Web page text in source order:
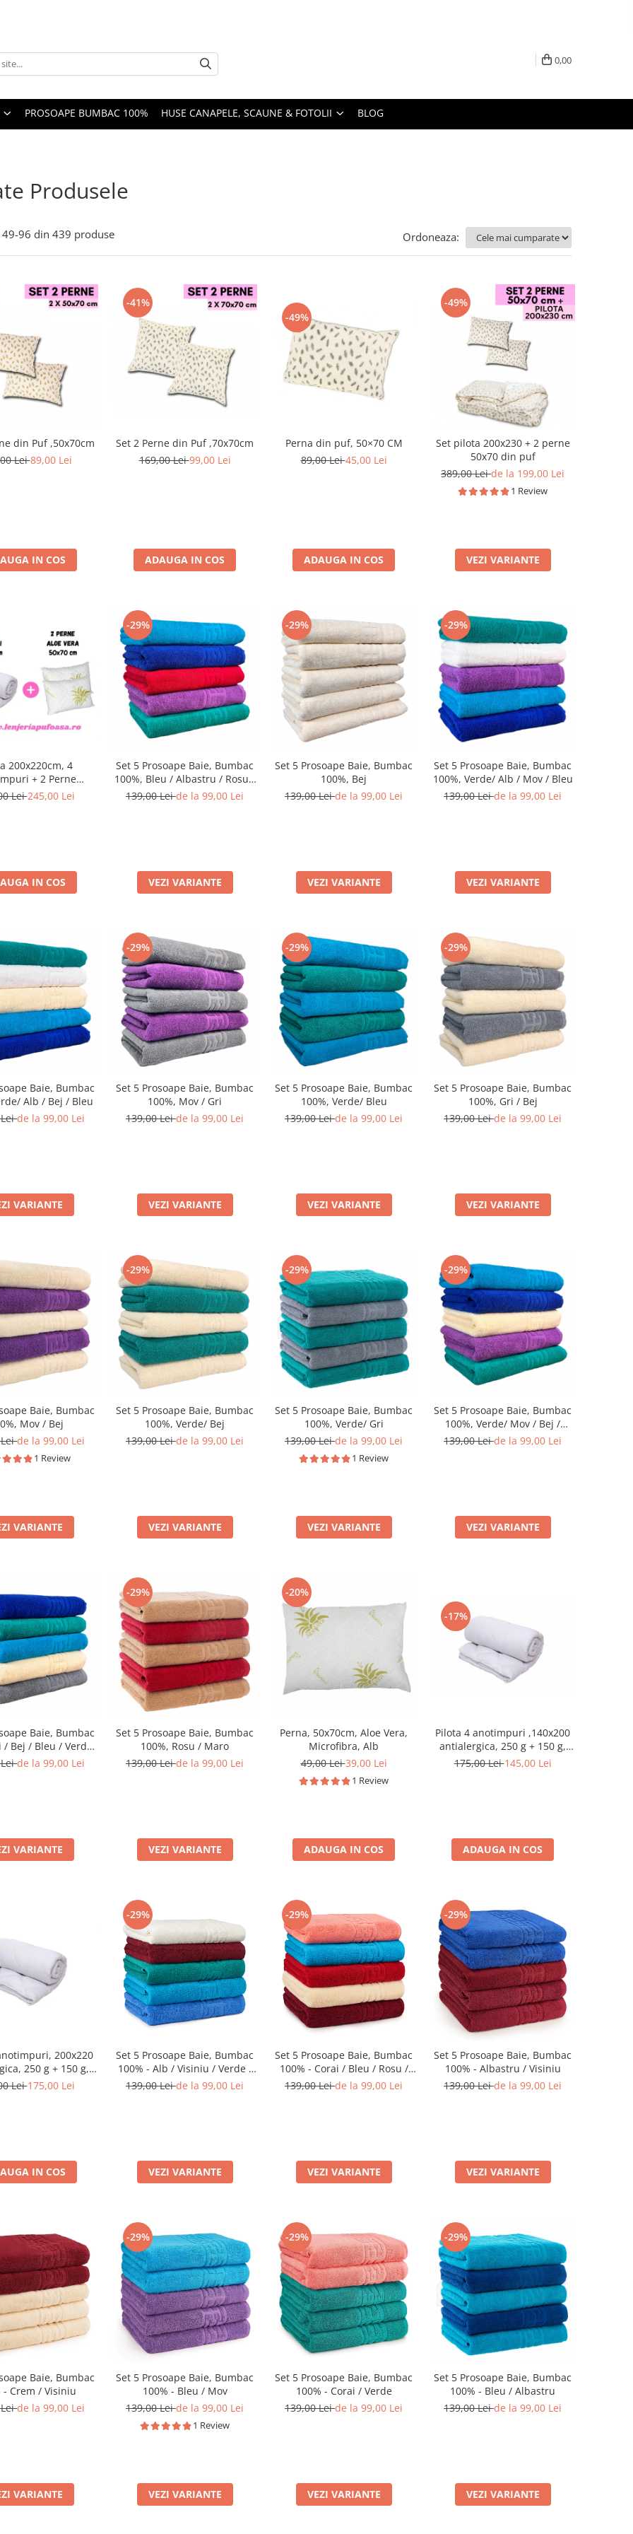
0,00
PROSOAPE BUMBAC 100% HUSE CANAPELE, SCAUNE & FOTOLII BLOG
Produsele
49-96 din 439 produse Ordoneaza:
Set 2 Perne din Puf ,50x70cm
Lei89,00 Lei
IN COS
-41%
Set 2 Perne din Puf ,70x70cm
169,00 Lei99,00 Lei
ADAUGA IN COS
-49%
Perna din puf, 50×70 CM
89,00 Lei45,00 Lei
ADAUGA IN COS
-49%
Set pilota 200x230 + 2 perne
50x70 din puf
389,00 Leide la 199,00 Lei
1 Review
VEZI VARIANTE
200x220cm, 4
+ 2 Perne
Aloe Vera
Lei245,00 Lei
IN COS
-29%
Set 5 Prosoape Baie, Bumbac
100%, Bleu / Albastru / Rosu /
Mov / Verde
139,00 Leide la 99,00 Lei
VEZI VARIANTE
-29%
Set 5 Prosoape Baie, Bumbac
100%, Bej
139,00 Leide la 99,00 Lei
VEZI VARIANTE
-29%
Set 5 Prosoape Baie, Bumbac
100%, Verde/ Alb / Mov / Bleu
139,00 Leide la 99,00 Lei
VEZI VARIANTE
Baie, Bumbac
Alb / Bej / Bleu
Leide la 99,00 Lei
VARIANTE
-29%
Set 5 Prosoape Baie, Bumbac
100%, Mov / Gri
139,00 Leide la 99,00 Lei
VEZI VARIANTE
-29%
Set 5 Prosoape Baie, Bumbac
100%, Verde/ Bleu
139,00 Leide la 99,00 Lei
VEZI VARIANTE
-29%
Set 5 Prosoape Baie, Bumbac
100%, Gri / Bej
139,00 Leide la 99,00 Lei
VEZI VARIANTE
Baie, Bumbac
Mov / Bej
Leide la 99,00 Lei
1 Review
VARIANTE
-29%
Set 5 Prosoape Baie, Bumbac
100%, Verde/ Bej
139,00 Leide la 99,00 Lei
VEZI VARIANTE
-29%
Set 5 Prosoape Baie, Bumbac
100%, Verde/ Gri
139,00 Leide la 99,00 Lei
1 Review
VEZI VARIANTE
-29%
Set 5 Prosoape Baie, Bumbac
100%, Verde/ Mov / Bej /
Albastru / Bleu
139,00 Leide la 99,00 Lei
VEZI VARIANTE
Baie, Bumbac
/ Bej / Bleu / Verde/
Albastru
Leide la 99,00 Lei
VARIANTE
-29%
Set 5 Prosoape Baie, Bumbac
100%, Rosu / Maro
139,00 Leide la 99,00 Lei
VEZI VARIANTE
-20%
Perna, 50x70cm, Aloe Vera,
Microfibra, Alb
49,00 Lei39,00 Lei
1 Review
ADAUGA IN COS
-17%
Pilota 4 anotimpuri ,140x200
antialergica, 250 g + 150 g,
alba
175,00 Lei145,00 Lei
ADAUGA IN COS
200x220
250 g + 150 g,
alba
Lei175,00 Lei
IN COS
-29%
Set 5 Prosoape Baie, Bumbac
100% - Alb / Visiniu / Verde /
Albastru / Bleu
139,00 Leide la 99,00 Lei
VEZI VARIANTE
-29%
Set 5 Prosoape Baie, Bumbac
100% - Corai / Bleu / Rosu /
Crem / Visiniu
139,00 Leide la 99,00 Lei
VEZI VARIANTE
-29%
Set 5 Prosoape Baie, Bumbac
100% - Albastru / Visiniu
139,00 Leide la 99,00 Lei
VEZI VARIANTE
Baie, Bumbac
- Crem / Visiniu
Leide la 99,00 Lei
VARIANTE
-29%
Set 5 Prosoape Baie, Bumbac
100% - Bleu / Mov
139,00 Leide la 99,00 Lei
1 Review
VEZI VARIANTE
-29%
Set 5 Prosoape Baie, Bumbac
100% - Corai / Verde
139,00 Leide la 99,00 Lei
VEZI VARIANTE
-29%
Set 5 Prosoape Baie, Bumbac
100% - Bleu / Albastru
139,00 Leide la 99,00 Lei
VEZI VARIANTE